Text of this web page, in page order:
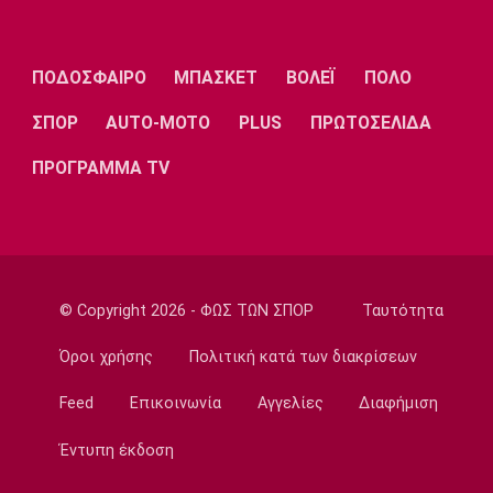
του Ευrobasket U16
Η Νορβηγία καλεί τον Ινφαντίνο να
Super League 1
Τζιοβάνι!
Στον Πανσερραϊκό ο Μπίτζιος
ΠΟΔΟΣΦΑΙΡΟ ΜΠΑΣΚΕΤ ΒΟΛΕΪ ΠΟΛΟ
ΣΠΟΡ AUTO-MOTO PLUS ΠΡΩΤΟΣΕΛΙΔΑ
ΠΡΟΓΡΑΜΜΑ TV
© Copyright 2026 - ΦΩΣ ΤΩΝ ΣΠΟΡ Ταυτότητα
Όροι χρήσης Πολιτική κατά των διακρίσεων
Feed Επικοινωνία Αγγελίες Διαφήμιση
Έντυπη έκδοση